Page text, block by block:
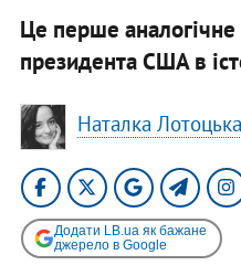
Це перше
президента США в
Наталка Лотоцька
Додати LB.ua як бажане
джерело в Google